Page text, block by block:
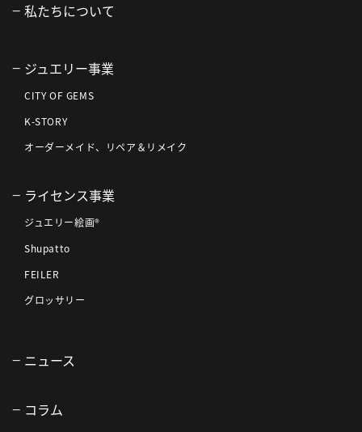
私たちについて
ジュエリー事業
CITY OF GEMS
K-STORY
オーダーメイド、リペア＆リメイク
ライセンス事業
ジュエリー絵画®
Shupatto
FEILER
グロッサリー
ニュース
コラム